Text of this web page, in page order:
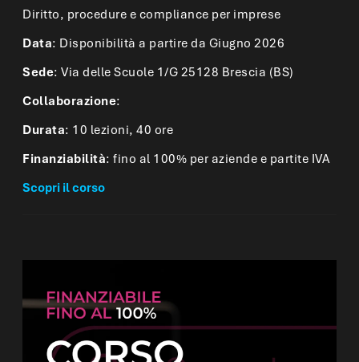
Diritto, procedure e compliance per imprese
Data: Disponibilità a partire da Giugno 2026
Sede: Via delle Scuole 1/G 25128 Brescia (BS)
Collaborazione:
Durata: 10 lezioni, 40 ore
Finanziabilità: fino al 100% per aziende e partite IVA
Scopri il corso